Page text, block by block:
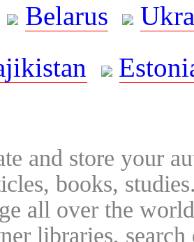
Belarus
and store your
books,
all over the
libraries,